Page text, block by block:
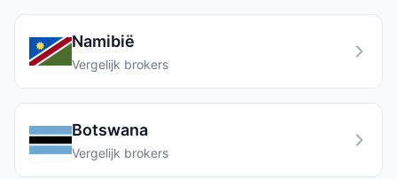
Namibië
Vergelijk brokers
Botswana
Vergelijk brokers